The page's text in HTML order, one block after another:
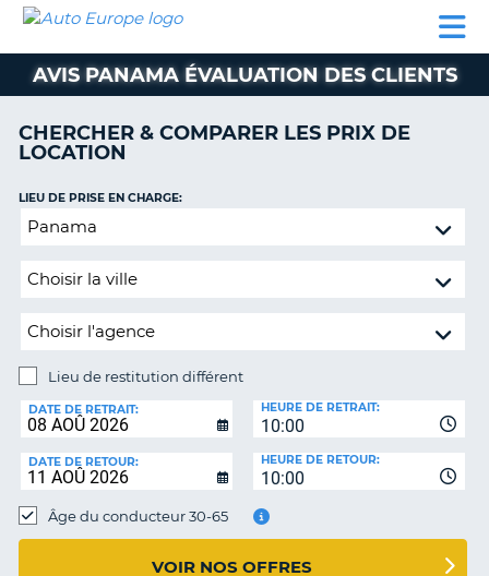
LOCATION
VOITURE
CAMPING-
CAR
CLIENT
AUTO
EUROPE
LOCATION
VOITURE
CAMPING-
CAR
PARTENAIRES
SUPPORT
CLIENT
COMPTE
MA
AVIS PANAMA ÉVALUATION DES CLIENTS
CHERCHER & COMPARER LES PRIX DE
LOCATION
Lieu
restitution
LIEU DE PRISE EN CHARGE:
Lieu de restitution différent
DE
RESTITUTION:
DATE DE RETRAIT:
10:00
HEURE DE RETRAIT:
DATE DE RETOUR:
10:00
HEURE DE RETOUR:
Âge du conducteur 30-65
VOIR NOS OFFRES